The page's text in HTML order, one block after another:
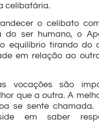
celibatária.
o celibato
do ser humano, o
equilíbrio tirando do
em relação ao
vocações são
que a outra. A
se sente chamada.
em saber